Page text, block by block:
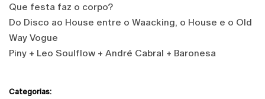
Que festa faz o corpo?
Do Disco ao House entre o Waacking, o House e o Old
Way Vogue
Piny + Leo Soulflow + André Cabral + Baronesa
Categorias: